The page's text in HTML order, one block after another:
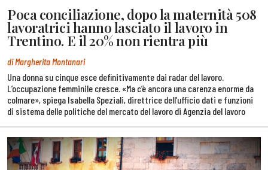
Poca conciliazione, dopo la maternità 508
lavoratrici hanno lasciato il lavoro in
Trentino. E il 20% non rientra più
di Margherita Montanari
Una donna su cinque esce definitivamente dai radar del lavoro.
L’occupazione femminile cresce. «Ma c’è ancora una carenza enorme da
colmare», spiega Isabella Speziali, direttrice dell’ufficio dati e funzioni
di sistema delle politiche del mercato del lavoro di Agenzia del lavoro